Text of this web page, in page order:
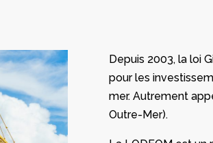
Depuis 2003, la loi
pour les
mer. Autrement
Outre-Mer).